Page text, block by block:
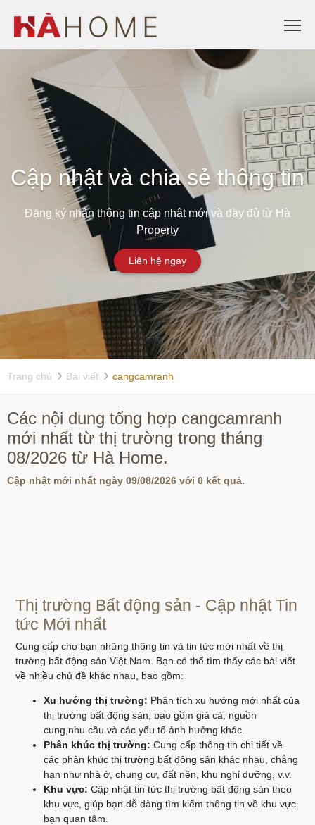
Cập nhật và chia sẻ thông tin
Đăng ký nhận thông tin cập nhật mới và đầy đủ từ Hà
Property
Liên hệ ngay
Trang chủ Bài viết cangcamranh
Các nội dung tổng hợp cangcamranh
mới nhất từ thị trường trong tháng
08/2026 từ Hà Home.
Cập nhật mới nhất ngày 09/08/2026 với 0 kết quả.
Thị trường Bất động sản - Cập nhật Tin
tức Mới nhất
Cung cấp cho bạn những thông tin và tin tức mới nhất về thị
trường bất động sản Việt Nam. Bạn có thể tìm thấy các bài viết
về nhiều chủ đề khác nhau, bao gồm:
Xu hướng thị trường: Phân tích xu hướng mới nhất của
thị trường bất động sản, bao gồm giá cả, nguồn
cung,nhu cầu và các yếu tố ảnh hưởng khác.
Phân khúc thị trường: Cung cấp thông tin chi tiết về
các phân khúc thị trường bất động sản khác nhau, chẳng
hạn như nhà ở, chung cư, đất nền, khu nghỉ dưỡng, v.v.
Khu vực: Cập nhật tin tức thị trường bất động sản theo
khu vực, giúp bạn dễ dàng tìm kiếm thông tin về khu vực
bạn quan tâm.